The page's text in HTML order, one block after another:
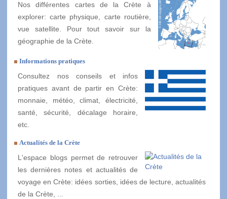
Nos différentes cartes de la Crète à
explorer: carte physique, carte routière,
vue satellite. Pour tout savoir sur la
géographie de la Crète.
Informations pratiques
Consultez nos conseils et infos
pratiques avant de partir en Crète:
monnaie, météo, climat, électricité,
santé, sécurité, décalage horaire,
etc.
Actualités de la Crète
L'espace blogs permet de retrouver
les dernières notes et actualités de
voyage en Crète: idées sorties, idées de lecture, actualités
de la Crète, ...